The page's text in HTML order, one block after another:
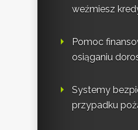
weźmiesz
Pomoc
osiąganiu
Systemy
przypadku